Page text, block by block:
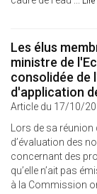
Les élus
ministre de
consolidée de
d'application
Article du 17/10/
Lors de sa
d’évaluation des
concernant des
qu’elle n’ait pas
à la Commission